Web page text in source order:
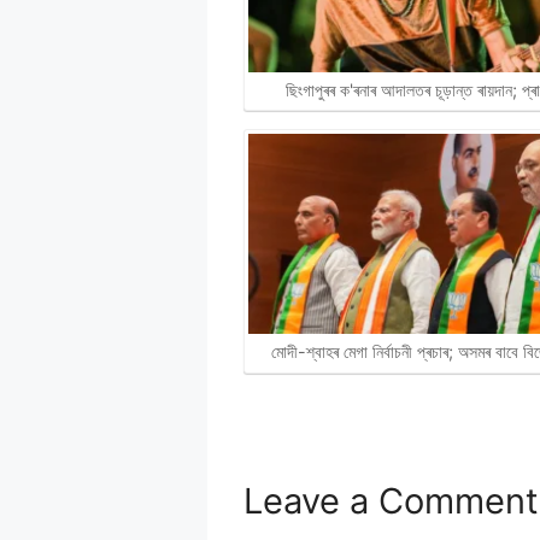
ছিংগাপুৰৰ ক'ৰনাৰ আদালতৰ চূড়ান্ত ৰায়দান;
মোদী-শ্বাহৰ মেগা নিৰ্বাচনী প্ৰচাৰ; অসমৰ বাবে
Leave a Comment